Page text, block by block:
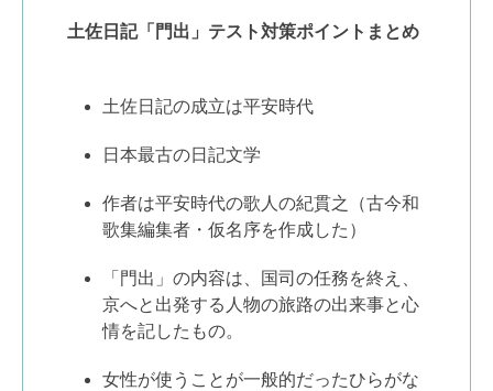
土佐日記「門出」テスト対策ポイントまとめ
土佐日記の成立は平安時代
日本最古の日記文学
作者は平安時代の歌人の紀貫之（古今和
歌集編集者・仮名序を作成した）
「門出」の内容は、国司の任務を終え、
京へと出発する人物の旅路の出来事と心
情を記したもの。
女性が使うことが一般的だったひらがな